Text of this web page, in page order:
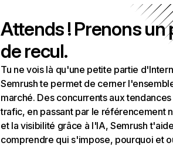
Attends ! Prenons un
de recul.
Tu ne vois là qu'une petite partie
Semrush te permet de cerner
marché. Des concurrents aux
trafic, en passant par le référencement
et la visibilité grâce à l'IA, Semrush
comprendre qui s'impose, pourquoi et